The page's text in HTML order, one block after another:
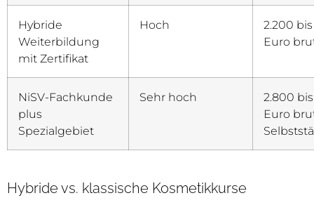
Hybride
Weiterbildung
mit Zertifikat
Hoch
2.200
Euro
NiSV-Fachkunde
plus
Spezialgebiet
Sehr hoch
2.800
Euro
Hybride vs. klassische Kosmetikkurse